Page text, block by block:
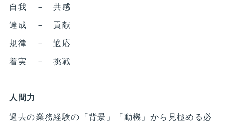
自我 － 共感
達成 － 貢献
規律 － 適応
着実 － 挑戦
人間力
過去の業務経験の「背景」「動機」から見極める必